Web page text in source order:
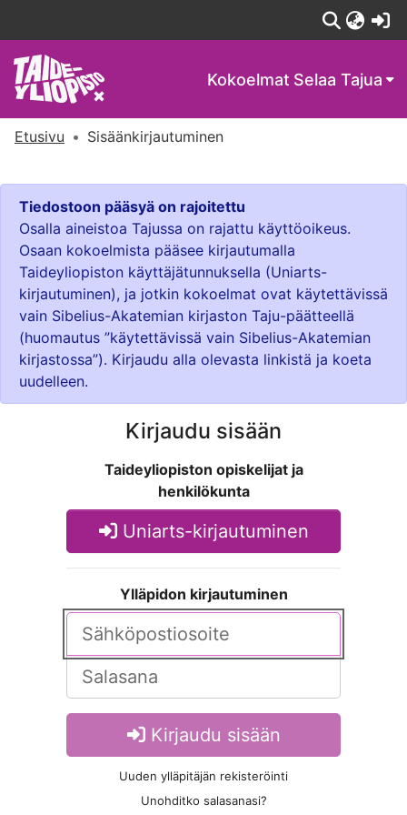
Kokoelmat Selaa Tajua
Etusivu Sisäänkirjautuminen
Tiedostoon pääsyä on rajoitettu
Osalla aineistoa Tajussa on rajattu käyttöoikeus.
Osaan kokoelmista pääsee kirjautumalla
Taideyliopiston käyttäjätunnuksella (Uniarts-
kirjautuminen), ja jotkin kokoelmat ovat käytettävissä
vain Sibelius-Akatemian kirjaston Taju-päätteellä
(huomautus ”käytettävissä vain Sibelius-Akatemian
kirjastossa”). Kirjaudu alla olevasta linkistä ja koeta
uudelleen.
Kirjaudu sisään
Taideyliopiston opiskelijat ja
henkilökunta
Uniarts-kirjautuminen
Ylläpidon kirjautuminen
Kirjaudu sisään
Uuden ylläpitäjän rekisteröinti
Unohditko salasanasi?